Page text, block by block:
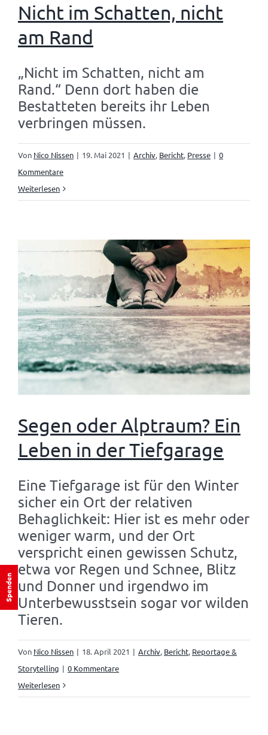
Nicht im Schatten, nicht
am Rand
„Nicht im Schatten, nicht am
Rand.“ Denn dort haben die
Bestatteten bereits ihr Leben
verbringen müssen.
Von Nico Nissen | 19. Mai 2021 | Archiv, Bericht, Presse | 0
Kommentare
Weiterlesen
Segen oder Alptraum? Ein
Leben in der Tiefgarage
Eine Tiefgarage ist für den Winter
sicher ein Ort der relativen
Behaglichkeit: Hier ist es mehr oder
weniger warm, und der Ort
verspricht einen gewissen Schutz,
etwa vor Regen und Schnee, Blitz
und Donner und irgendwo im
Unterbewusstsein sogar vor wilden
Tieren.
Von Nico Nissen | 18. April 2021 | Archiv, Bericht, Reportage &
Storytelling | 0 Kommentare
Weiterlesen
Spenden